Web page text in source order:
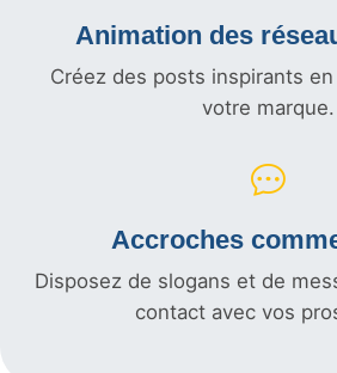
Animation des
Créez des posts inspirants
votre marque.
Accroches
Disposez de slogans et de
contact avec vos